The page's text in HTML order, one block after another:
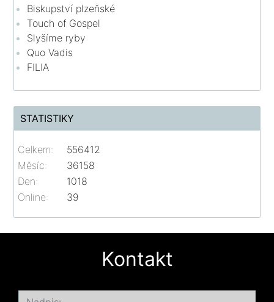
Biskupství plzeňské
Touch of Gospel
Slyšíme ryby
Quo Vadis
FILIA
STATISTIKY
Online: 39
Celkem:
556412
Měsíc:
36158
Den:
1018
Kontakt